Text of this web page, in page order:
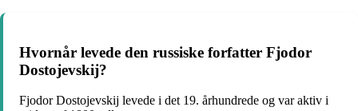
Hvornår levede den russiske forfatter Fjodor
Dostojevskij?
Fjodor Dostojevskij levede i det 19. århundrede og var aktiv i